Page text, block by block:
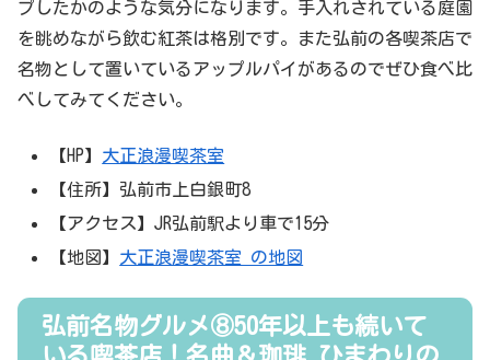
プしたかのような気分になります。手入れされている庭園
を眺めながら飲む紅茶は格別です。また弘前の各喫茶店で
名物として置いているアップルパイがあるのでぜひ食べ比
べしてみてください。
【HP】 大正浪漫喫茶室
【住所】弘前市上白銀町8
【アクセス】JR弘前駅より車で15分
【地図】 大正浪漫喫茶室 の地図
弘前名物グルメ⑧50年以上も続いて